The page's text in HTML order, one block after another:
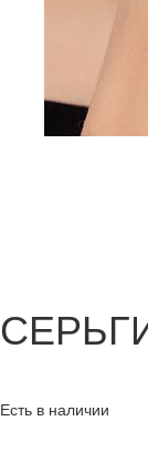
Есть в наличии